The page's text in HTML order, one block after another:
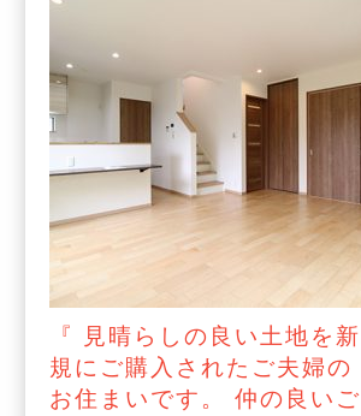
『 見晴らしの良い土地を新
規にご購入されたご夫婦の
お住まいです。 仲の良いご